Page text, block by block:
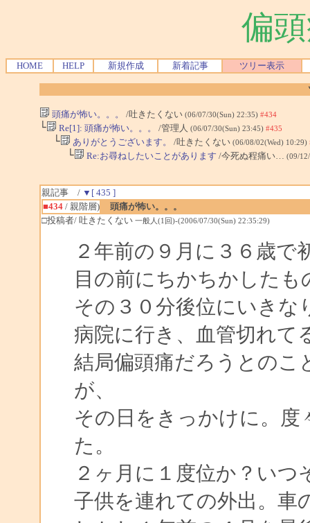
偏
HOME HELP 新規作成 新着記事 ツリー表示
頭痛が怖い。。。 /吐きたくない (06/07/30(Sun) 22:35) #434
└ Re[1]: 頭痛が怖い。。。 /管理人 (06/07/30(Sun) 23:45) #435
└ ありがとうございます。 /吐きたくない (06/08/02(Wed) 10:29)
└ Re:お尋ねしたいことがあります /今死ぬ程痛い… (09/
親記事 / ▼[ 435 ]
■434/ 親階層)
頭痛が怖い。。。
□投稿者/ 吐きたくない 一般人(1回)-(2006/07/30(Sun) 22:35:29)
２年前の９月に３６歳で
目の前にちかちかした
その３０分後位にいきな
病院に行き、血管切れて
結局偏頭痛だろうとのこ
が、
その日をきっかけに。
た。
２ヶ月に１度位か？い
子供を連れての外出。車